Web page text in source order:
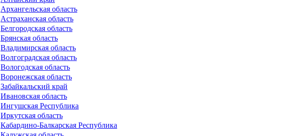
Архангельская область
Астраханская область
Белгородская область
Брянская область
Владимирская область
Волгоградская область
Вологодская область
Воронежская область
Забайкальский край
Ивановская область
Ингушская Республика
Иркутская область
Кабардино-Балкарская Республика